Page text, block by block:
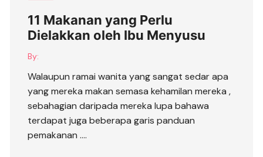
11 Makanan yang Perlu
Dielakkan oleh Ibu Menyusu
By:
Walaupun ramai wanita yang sangat sedar apa
yang mereka makan semasa kehamilan mereka ,
sebahagian daripada mereka lupa bahawa
terdapat juga beberapa garis panduan
pemakanan ….